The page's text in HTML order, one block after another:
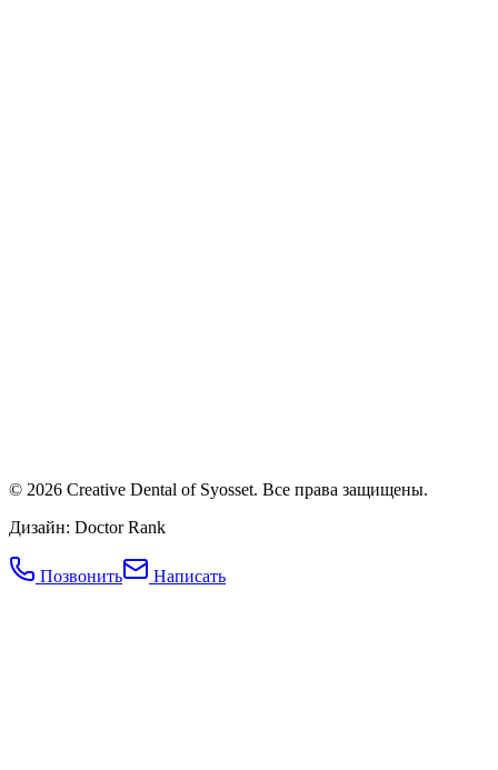
© 2026 Creative Dental of Syosset. Все права защищены.
Дизайн: Doctor Rank
Позвонить Написать